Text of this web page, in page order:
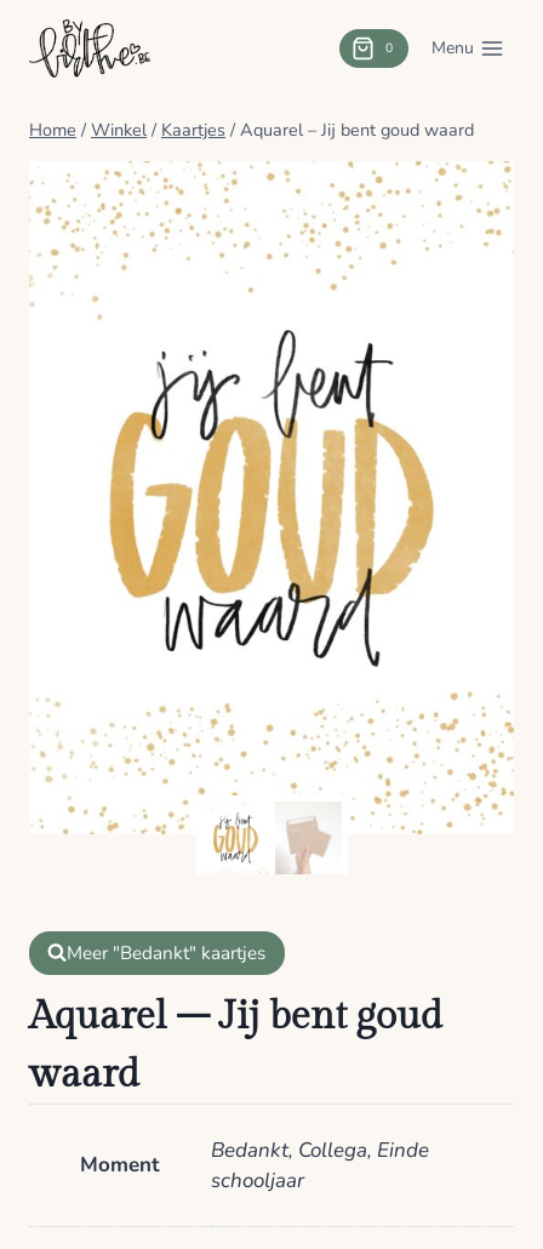
Doorgaan
naar
inhoud
0 Menu
Home / Winkel / Kaartjes / Aquarel – Jij bent goud waard
Meer "Bedankt" kaartjes
Aquarel – Jij bent goud
waard
Moment
Bedankt, Collega, Einde
schooljaar